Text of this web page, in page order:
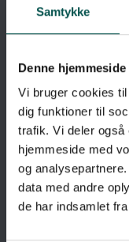
Samtykke
Denne
Vi bruger cookies
dig funktioner til
trafik. Vi deler også
hjemmeside med
og
data med andre
de har indsamlet